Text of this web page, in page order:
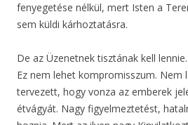
fenyegetése nélkül, mert Isten a
sem küldi kárhoztatásra.
De az Üzenetnek tisztának kell
Ez nem lehet kompromisszum. Nem
tervezett, hogy vonza az emberek
étvágyát. Nagy figyelmeztetést,